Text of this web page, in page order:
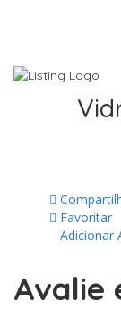
Favoritar
Adicionar
Avalie